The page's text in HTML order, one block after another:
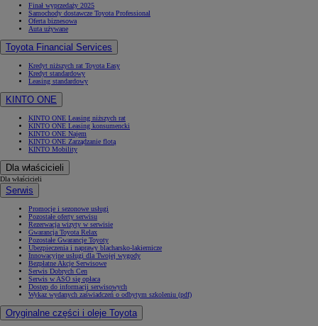
Finał wyprzedaży 2025
Samochody dostawcze Toyota Professional
Oferta biznesowa
Auta używane
Toyota Financial Services
Kredyt niższych rat Toyota Easy
Kredyt standardowy
Leasing standardowy
KINTO ONE
KINTO ONE Leasing niższych rat
KINTO ONE Leasing konsumencki
KINTO ONE Najem
KINTO ONE Zarządzanie flotą
KINTO Mobility
Dla właścicieli
Dla właścicieli
Serwis
Promocje i sezonowe usługi
Pozostałe oferty serwisu
Rezerwacja wizyty w serwisie
Gwarancja Toyota Relax
Pozostałe Gwarancje Toyoty
Ubezpieczenia i naprawy blacharsko-lakiernicze
Innowacyjne usługi dla Twojej wygody
Bezpłatne Akcje Serwisowe
Serwis Dobrych Cen
Serwis w ASO się opłaca
Dostęp do informacji serwisowych
Wykaz wydanych zaświadczeń o odbytym szkoleniu (pdf)
Oryginalne części i oleje Toyota